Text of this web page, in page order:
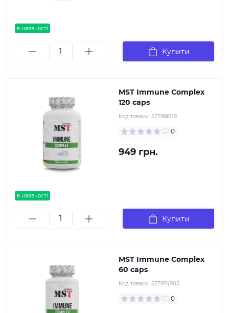
в наявності
Купити
в наявності
MST Immune Complex
120 caps
Код товару: 527886119
0
949 грн.
Купити
MST Immune Complex
60 caps
Код товару: 527974905
0